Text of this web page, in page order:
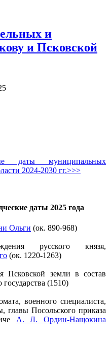
и
и Псковской
даты муниципальных
2024-2030 гг.>>>
даты 2025 года
Ольги (ок. 890-968)
русского князя,
(ок. 1220-1263)
Псковской земли в состав
(1510)
военного специалиста,
главы Посольского приказа
А. Л. Ордин-Нащокина